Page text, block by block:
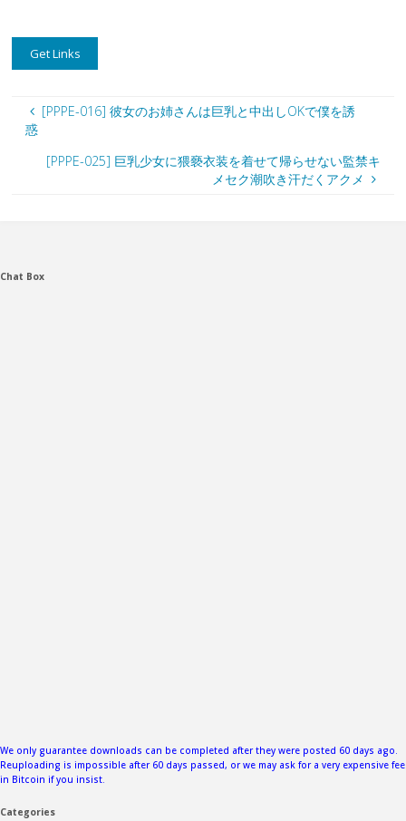
[PPPE-016] 彼女のお姉さんは巨乳と中出しOKで僕を誘
惑
[PPPE-025] 巨乳少女に猥褻衣装を着せて帰らせない監禁キ
メセク潮吹き汗だくアクメ
Chat Box
We only guarantee downloads can be completed after they were posted 60 days ago.
Reuploading is impossible after 60 days passed, or we may ask for a very expensive fee
in Bitcoin if you insist.
Categories